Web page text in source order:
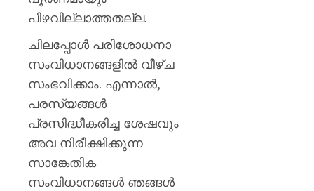
പിഴവില്ലാത്തതല്ല.
ചിലപ്പോൾ പരിശോധനാ
സംവിധാനങ്ങളിൽ വീഴ്ച
സംഭവിക്കാം. എന്നാൽ,
പരസ്യങ്ങൾ
പ്രസിദ്ധീകരിച്ച ശേഷവും
അവ നിരീക്ഷിക്കുന്ന
സാങ്കേതിക
സംവിധാനങ്ങൾ ഞങ്ങൾ